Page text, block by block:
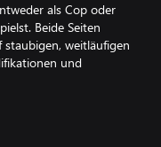
als Cop oder
Beide Seiten
weitläufigen
und